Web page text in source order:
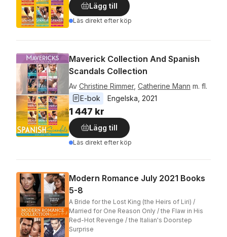
Lägg till
Läs direkt efter köp
Maverick Collection And Spanish
Scandals Collection
Av Christine Rimmer, Catherine Mann m. fl.
E-bok
Engelska 2021
1 447 kr
Lägg till
Läs direkt efter köp
Modern Romance July 2021 Books
5-8
A Bride for the Lost King (the Heirs of Liri) /
Married for One Reason Only / the Flaw in His
Red-Hot Revenge / the Italian's Doorstep
Surprise